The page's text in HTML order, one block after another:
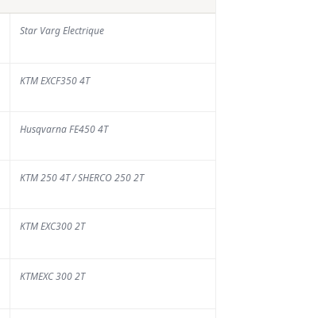
Star Varg Electrique
KTM EXCF350 4T
Husqvarna FE450 4T
KTM 250 4T / SHERCO 250 2T
KTM EXC300 2T
KTMEXC 300 2T
Calvin Vlaanderen
rejoint Honda
6 AOÛT 2026
pilotes attendus
pour une nouvelle
France des Sables